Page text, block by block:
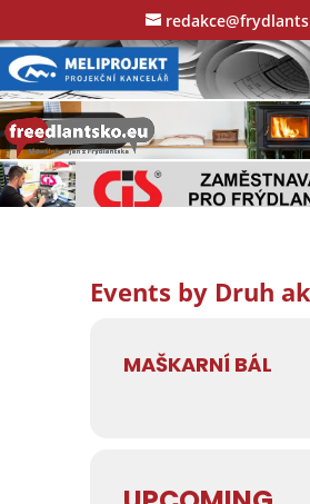
Events by Druh
MAŠKARNÍ BÁL